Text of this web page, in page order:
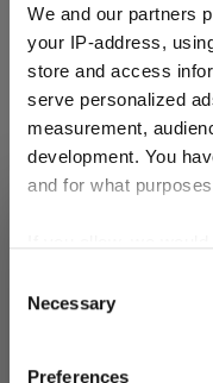
We and our partners
your IP-address,
store and access
serve personalized
measurement,
development. You
and for what
location which
Identify your
Selection
Necessary
Preferences
2ER SET
1 Verpackungseinheit
Erkannt in
Preise, Lieferzeiten